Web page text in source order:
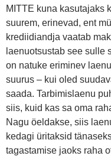
MITTE kuna kasutajaks
suurem, erinevad, ent
krediidiandja vaatab
laenuotsustab see sulle
on natuke eriminev
suurus – kui oled
saada. Tarbimislaenu
siis, kuid kas sa oma
Nagu öeldakse, siis
kedagi üritaksid
tagastamise jaoks raha